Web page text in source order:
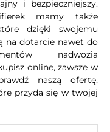
i bezpieczniejszy.
mamy także
dzięki swojemu
na dotarcie nawet do
nadwozia
online, zawsze w
naszą ofertę,
przyda się w twojej